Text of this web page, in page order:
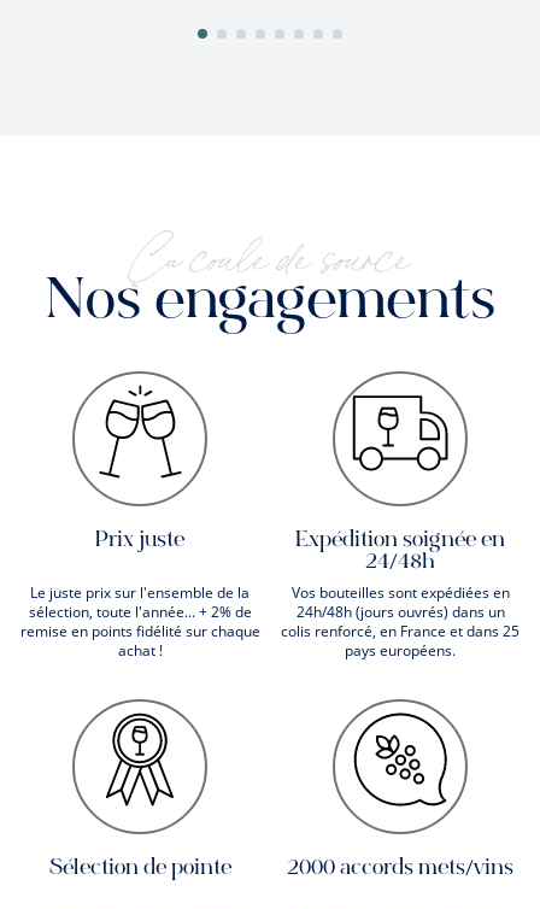
Ça coule de source
Nos engagements
Prix juste
Le juste prix sur l'ensemble de la
sélection, toute l'année... + 2% de
remise en points fidélité sur chaque
achat !
Expédition soignée en
24/48h
Vos bouteilles sont expédiées en
24h/48h (jours ouvrés) dans un
colis renforcé, en France et dans 25
pays européens.
Sélection de pointe 2000 accords mets/vins